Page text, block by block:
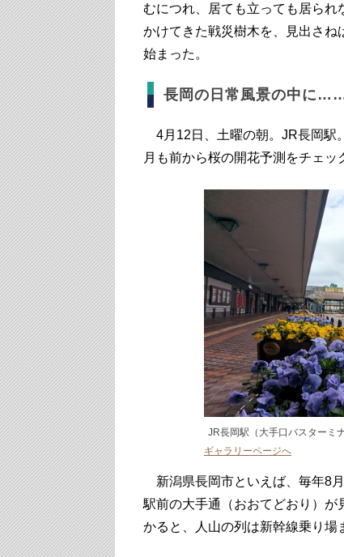
むにつれ、居ても立っても居られ
かけてきた戦災樹木を、見出さ
始まった。
長岡の日常風景の中に
4月12日、土曜の朝。JR長岡駅
月も前から桜の開花予測をチェッ
JR長岡駅（大手口バスターミナ
ギャラリーページへ
新潟県長岡市といえば、毎年8
駅前の大手通（おおてどおり）
かると、人山の列は新幹線乗り場